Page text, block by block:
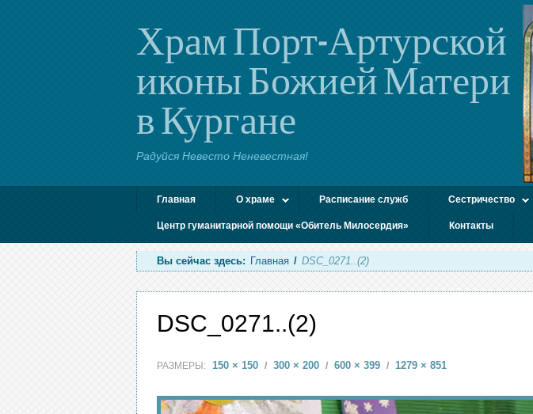
Храм Порт-Артурской
иконы Божией Матери
в Кургане
Радуйся Невесто Неневестная!
Главная О храме Расписание служб Сестричество
Центр гуманитарной помощи «Обитель Милосердия» Контакты
Вы сейчас здесь: Главная / DSC_0271..(2)
DSC_0271..(2)
РАЗМЕРЫ: 150 × 150 / 300 × 200 / 600 × 399 / 1279 × 851